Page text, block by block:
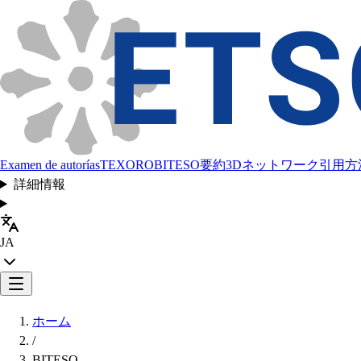
Examen de autoríasTEXOROBITESO要約3Dネットワーク引用方
詳細情報
JA
ホーム
/